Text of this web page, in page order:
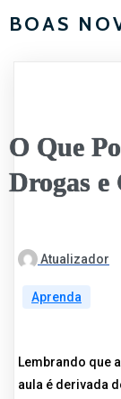
BOAS
O Que
Drogas e
Atualizador
Aprenda
Lembrando que
aula é derivada